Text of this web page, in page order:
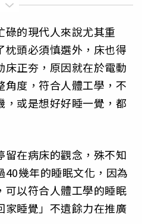
碌的現代人來說尤其重
枕頭必須慎選外，床也得
正夯，原因就在於電動
角度，符合人體工學，不
或是想好好睡一覺，都
在病床的觀念，殊不知
40幾年的睡眠文化，因為
可以符合人體工學的睡眠
家睡覺」不遺餘力在推廣